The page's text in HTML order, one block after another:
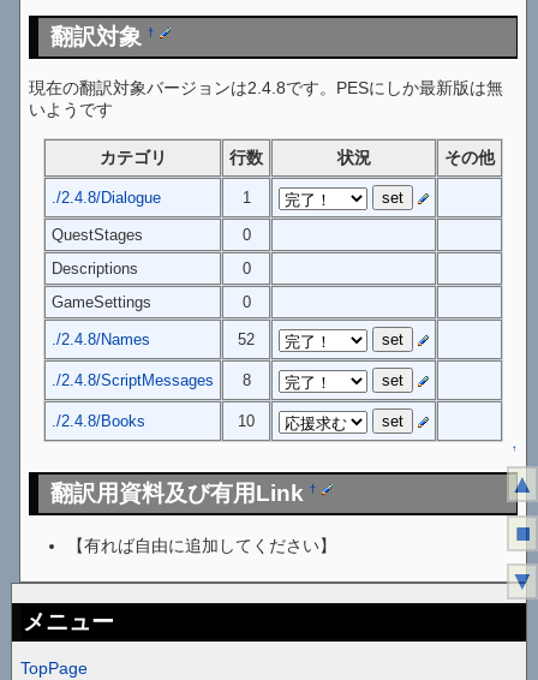
翻訳対象†
現在の翻訳対象バージョンは2.4.8です。PESにしか最新版は無
いようです
カテゴリ 行数 状況 その他
./2.4.8/Dialogue 1
QuestStages
0
Descriptions
0
GameSettings
0
./2.4.8/Names 52
./2.4.8/ScriptMessages 8
./2.4.8/Books 10
↑
翻訳用資料及び有用Link†
【有れば自由に追加してください】
メニュー
TopPage
▲
■
▼